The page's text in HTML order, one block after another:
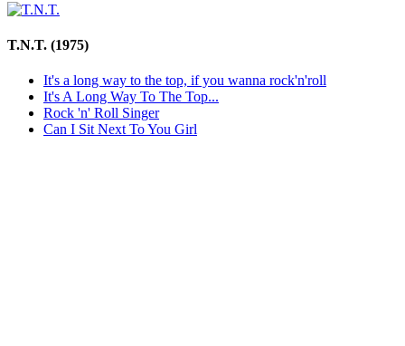
T.N.T. (1975)
It's a long way to the top, if you wanna rock'n'roll
It's A Long Way To The Top...
Rock 'n' Roll Singer
Can I Sit Next To You Girl